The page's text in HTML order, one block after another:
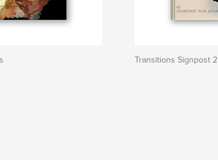
Transitions Signpost 2